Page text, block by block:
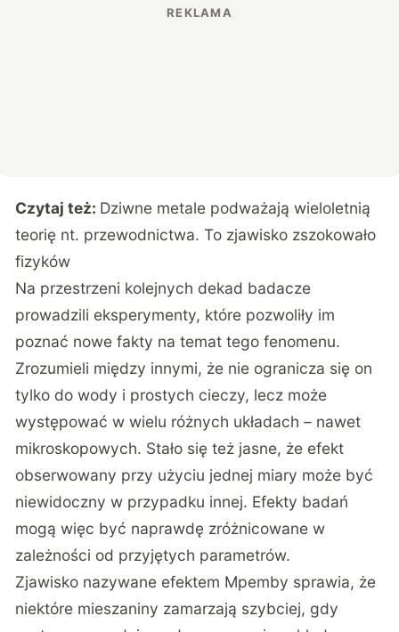
Czytaj też: Dziwne metale podważają wieloletnią
teorię nt. przewodnictwa. To zjawisko zszokowało
fizyków
Na przestrzeni kolejnych dekad badacze
prowadzili eksperymenty, które pozwoliły im
poznać nowe fakty na temat tego fenomenu.
Zrozumieli między innymi, że nie ogranicza się on
tylko do wody i prostych cieczy, lecz może
występować w wielu różnych układach – nawet
mikroskopowych. Stało się też jasne, że efekt
obserwowany przy użyciu jednej miary może być
niewidoczny w przypadku innej. Efekty badań
mogą więc być naprawdę zróżnicowane w
zależności od przyjętych parametrów.
Zjawisko nazywane efektem Mpemby sprawia, że
niektóre mieszaniny zamarzają szybciej, gdy